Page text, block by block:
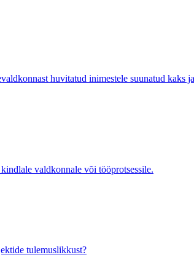
huvitatud inimestele suunatud
valdkonnale või tööprotsessile.
tulemuslikkust?